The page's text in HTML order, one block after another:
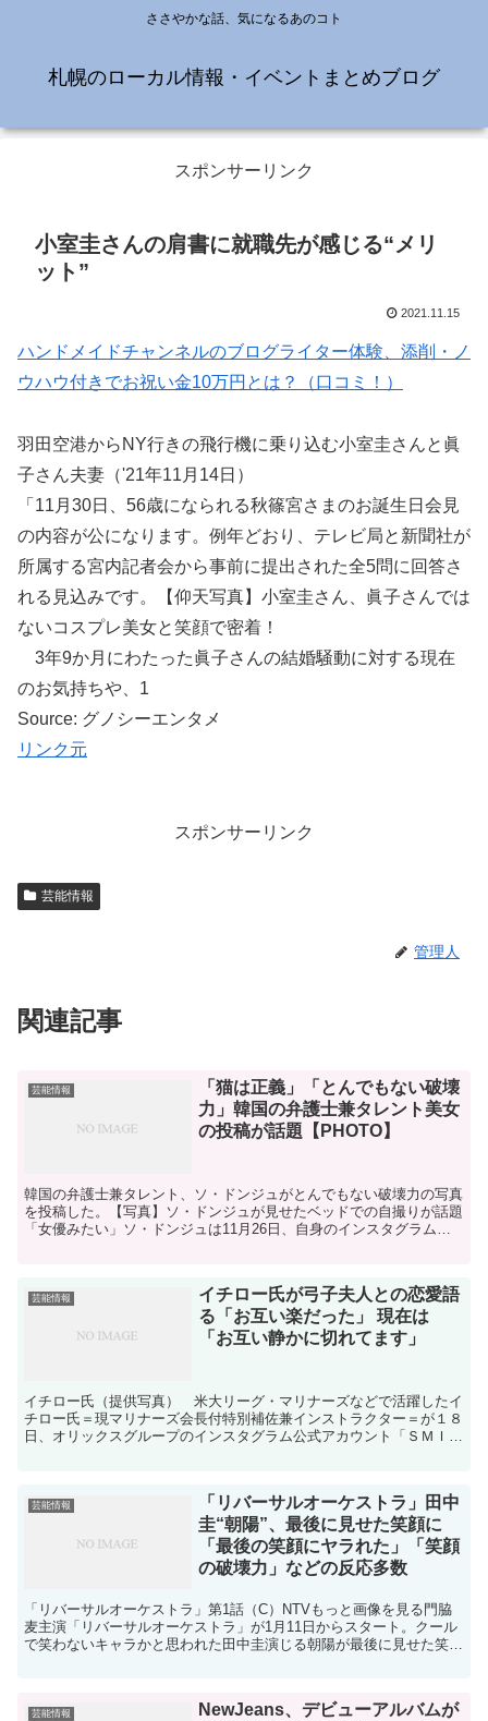
ささやかな話、気になるあのコト
札幌のローカル情報・イベントまとめブログ
スポンサーリンク
小室圭さんの肩書に就職先が感じる“メリ
ット”
2021.11.15
ハンドメイドチャンネルのブログライター体験、添削・ノ
ウハウ付きでお祝い金10万円とは？（口コミ！）
羽田空港からNY行きの飛行機に乗り込む小室圭さんと眞
子さん夫妻（'21年11月14日）
「11月30日、56歳になられる秋篠宮さまのお誕生日会見
の内容が公になります。例年どおり、テレビ局と新聞社が
所属する宮内記者会から事前に提出された全5問に回答さ
れる見込みです。【仰天写真】小室圭さん、眞子さんでは
ないコスプレ美女と笑顔で密着！
3年9か月にわたった眞子さんの結婚騒動に対する現在
のお気持ちや、1
Source: グノシーエンタメ
リンク元
スポンサーリンク
芸能情報
管理人
関連記事
芸能情報
「猫は正義」「とんでもない破壊
力」韓国の弁護士兼タレント美女
の投稿が話題【PHOTO】
韓国の弁護士兼タレント、ソ・ドンジュがとんでもない破壊力の写真
を投稿した。【写真】ソ・ドンジュが見せたベッドでの自撮りが話題
「女優みたい」ソ・ドンジュは11月26日、自身のインスタグラムに
芸能情報
イチロー氏が弓子夫人との恋愛語
る「お互い楽だった」 現在は
「お互い静かに切れてます」
イチロー氏（提供写真） 米大リーグ・マリナーズなどで活躍したイ
チロー氏＝現マリナーズ会長付特別補佐兼インストラクター＝が１８
日、オリックスグループのインスタグラム公式アカウント「ＳＭＩＬ
芸能情報
「リバーサルオーケストラ」田中
圭“朝陽”、最後に見せた笑顔に
「最後の笑顔にヤラれた」「笑顔
の破壊力」などの反応多数
「リバーサルオーケストラ」第1話（C）NTVもっと画像を見る門脇
麦主演「リバーサルオーケストラ」が1月11日からスタート。クール
で笑わないキャラかと思われた田中圭演じる朝陽が最後に見せた笑顔
芸能情報
NewJeans、デビューアルバムが